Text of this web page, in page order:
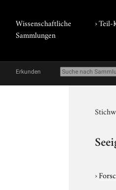
Wissenschaftliche
Sammlungen
› Teil-
Erkunden
›